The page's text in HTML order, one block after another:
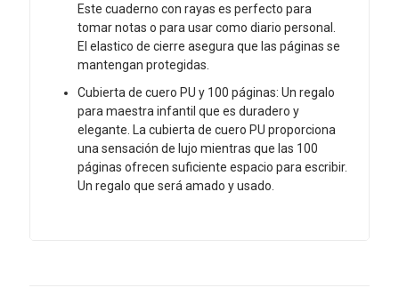
Este cuaderno con rayas es perfecto para
tomar notas o para usar como diario personal.
El elastico de cierre asegura que las páginas se
mantengan protegidas.
Cubierta de cuero PU y 100 páginas: Un regalo
para maestra infantil que es duradero y
elegante. La cubierta de cuero PU proporciona
una sensación de lujo mientras que las 100
páginas ofrecen suficiente espacio para escribir.
Un regalo que será amado y usado.